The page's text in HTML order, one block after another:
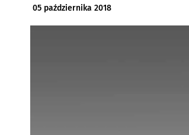
05 października 2018